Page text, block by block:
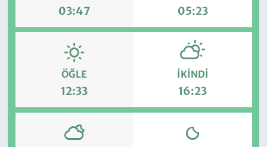
03:47 05:23
ÖĞLE
12:33
İKINDI
16:23